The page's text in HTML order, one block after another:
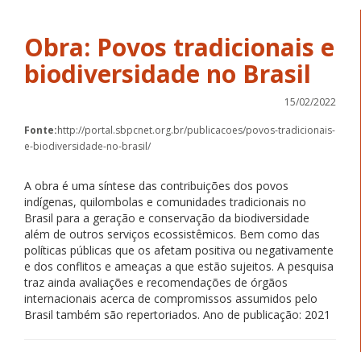
Obra: Povos tradicionais e
biodiversidade no Brasil
15/02/2022
Fonte:http://portal.sbpcnet.org.br/publicacoes/povos-tradicionais-
e-biodiversidade-no-brasil/
A obra é uma síntese das contribuições dos povos
indígenas, quilombolas e comunidades tradicionais no
Brasil para a geração e conservação da biodiversidade
além de outros serviços ecossistêmicos. Bem como das
políticas públicas que os afetam positiva ou negativamente
e dos conflitos e ameaças a que estão sujeitos. A pesquisa
traz ainda avaliações e recomendações de órgãos
internacionais acerca de compromissos assumidos pelo
Brasil também são repertoriados. Ano de publicação: 2021